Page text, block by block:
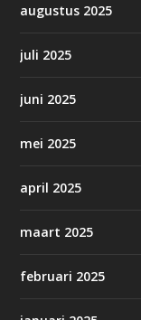
augustus 2025
juli 2025
juni 2025
mei 2025
april 2025
maart 2025
februari 2025